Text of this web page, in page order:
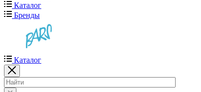
Каталог
Бренды
Каталог